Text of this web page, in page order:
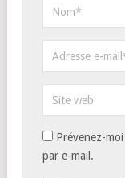
Prévenez-
par e-mail.